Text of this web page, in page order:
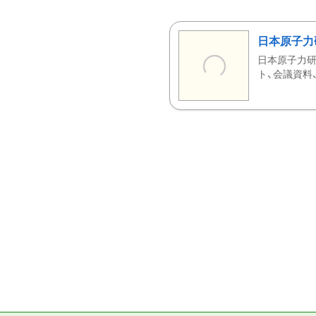
日本原子
日本原子力
ト、会議資